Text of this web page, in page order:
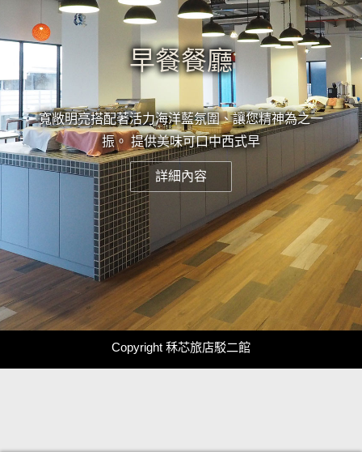
早餐餐廳
寬敞明亮搭配著活力海洋藍氛圍、讓您精神為之一
振。 提供美味可口中西式早
詳細內容
Copyright 秝芯旅店駁二館